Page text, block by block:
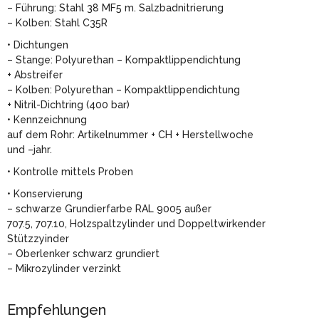
– Führung: Stahl 38 MF5 m. Salzbadnitrierung
– Kolben: Stahl C35R
• Dichtungen
– Stange: Polyurethan – Kompaktlippendichtung
+ Abstreifer
– Kolben: Polyurethan – Kompaktlippendichtung
+ Nitril-Dichtring (400 bar)
• Kennzeichnung
auf dem Rohr: Artikelnummer + CH + Herstellwoche
und –jahr.
• Kontrolle mittels Proben
• Konservierung
– schwarze Grundierfarbe RAL 9005 außer
707.5, 707.10, Holzspaltzylinder und Doppeltwirkender
Stützzyinder
– Oberlenker schwarz grundiert
– Mikrozylinder verzinkt
Empfehlungen